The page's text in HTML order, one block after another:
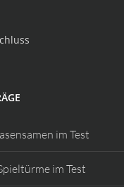
im Test
im Test